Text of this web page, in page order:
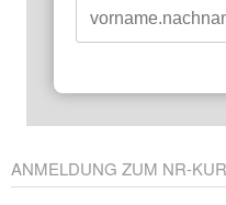
ANMELDUNG ZUM NR-